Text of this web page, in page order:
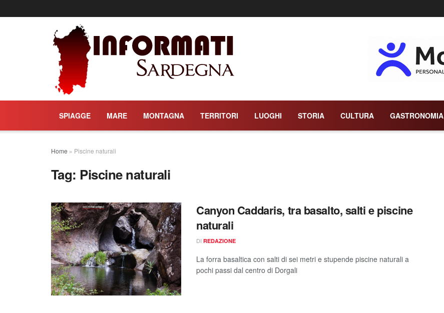
SPIAGGE MARE MONTAGNA TERRITORI LUOGHI STORIA CULTURA GASTRONOMIA
Home » Piscine naturali
Tag: Piscine naturali
Canyon Caddaris, tra basalto, salti e piscine
naturali
DI REDAZIONE
La forra basaltica con salti di sei metri e stupende piscine naturali a
pochi passi dal centro di Dorgali